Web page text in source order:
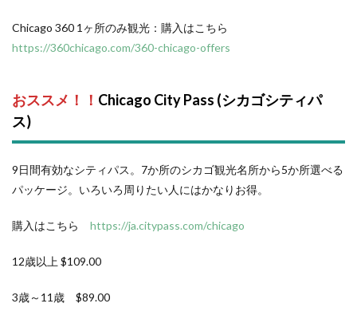
Chicago 360 1ヶ所のみ観光：購入はこちら
https://360chicago.com/360-chicago-offers
おススメ！！ Chicago City Pass (シカゴシティパ
ス)
9日間有効なシティパス。7か所のシカゴ観光名所から5か所選べる
パッケージ。いろいろ周りたい人にはかなりお得。
購入はこちら https://ja.citypass.com/chicago
12歳以上 $109.00
3歳～11歳 $89.00